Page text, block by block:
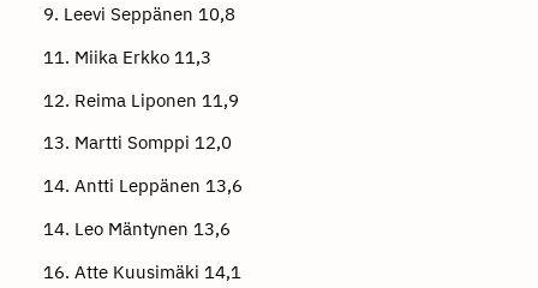
9. Leevi Seppänen 10,8
11. Miika Erkko 11,3
12. Reima Liponen 11,9
13. Martti Somppi 12,0
14. Antti Leppänen 13,6
14. Leo Mäntynen 13,6
16. Atte Kuusimäki 14,1